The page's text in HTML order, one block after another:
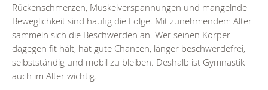
Rückenschmerzen, Muskelverspannungen und mangelnde
Beweglichkeit sind häufig die Folge. Mit zunehmendem Alter
sammeln sich die Beschwerden an. Wer seinen Körper
dagegen fit hält, hat gute Chancen, länger beschwerdefrei,
selbstständig und mobil zu bleiben. Deshalb ist Gymnastik
auch im Alter wichtig.